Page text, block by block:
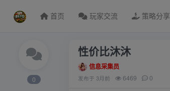
首页 玩家交流 策略分享
0
性价比沐沐
信息采集员
发布于 3月前 6469 0